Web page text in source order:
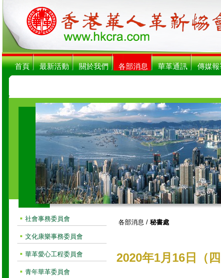
首頁 最新活動 關於我們 各部消息 華革通訊 傳媒報
社會事務委員會
文化康樂事務委員會
華革愛心工程委員會
青年華革委員會
各部消息 / 秘書處
2020年1月16日（